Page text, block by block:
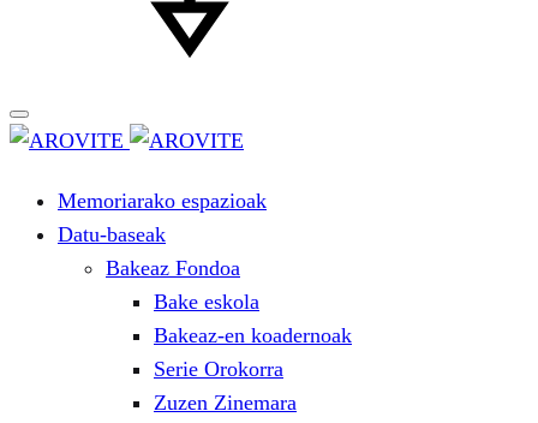
Memoriarako espazioak
Datu-baseak
Bakeaz Fondoa
Bake eskola
Bakeaz-en koadernoak
Serie Orokorra
Zuzen Zinemara